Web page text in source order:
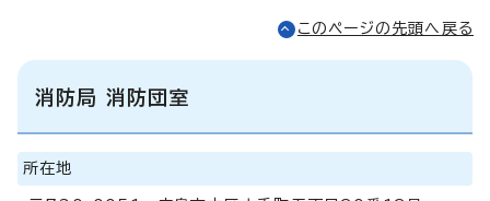
このページの先頭へ戻る
消防局 消防団室
所在地